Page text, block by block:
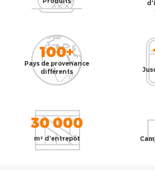
100+
Pays de provenance
différents
30 000
m² d'entrepôt